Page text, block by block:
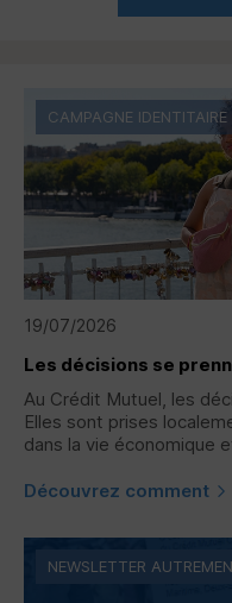
19/07/2026
Les décisions se
Au Crédit Mutuel, les
Elles sont prises
dans la vie économique
Découvrez comment
CAMPAGNE IDENTITAIRE
NEWSLETTER